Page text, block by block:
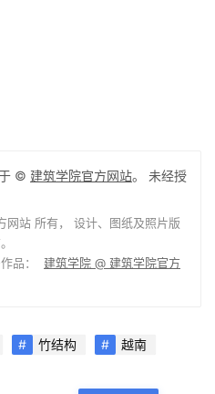
© 建筑学院官方网站。 未经授
网站 所有， 设计、图纸及照片版
品： 建筑学院 @ 建筑学院官方
竹结构 越南